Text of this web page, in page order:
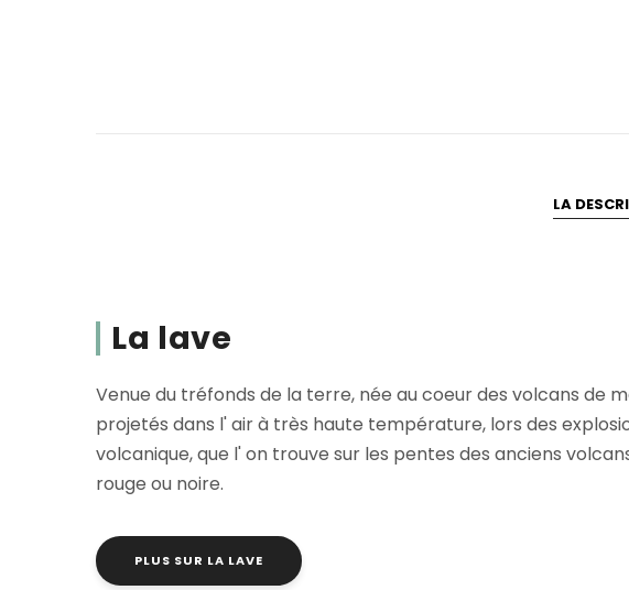
LA
La lave
Venue du tréfonds de la terre, née au coeur des volcans de
projetés dans l' air à très haute température, lors des
volcanique, que l' on trouve sur les pentes des anciens
rouge ou noire.
PLUS SUR LA LAVE